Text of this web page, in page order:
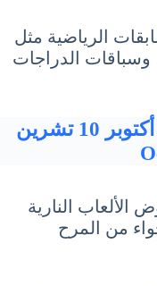
الرياضية مثل
وسباقات الدراجات
السياحة في المكسيك شهر أكتوبر 10 تشرين
الألعاب النارية
من المرح